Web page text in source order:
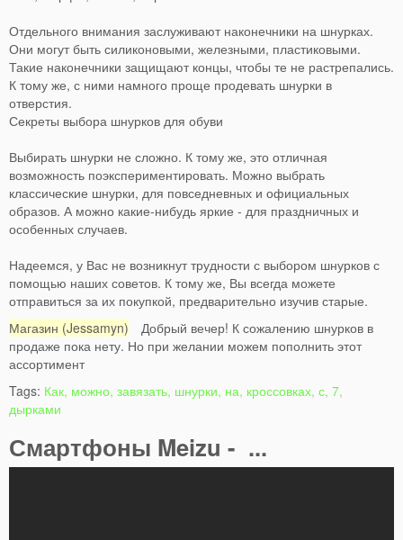
Отдельного внимания заслуживают наконечники на шнурках.
Они могут быть силиконовыми, железными, пластиковыми.
Такие наконечники защищают концы, чтобы те не растрепались.
К тому же, с ними намного проще продевать шнурки в
отверстия.
Секреты выбора шнурков для обуви
Выбирать шнурки не сложно. К тому же, это отличная
возможность поэкспериментировать. Можно выбрать
классические шнурки, для повседневных и официальных
образов. А можно какие-нибудь яркие - для праздничных и
особенных случаев.
Надеемся, у Вас не возникнут трудности с выбором шнурков с
помощью наших советов. К тому же, Вы всегда можете
отправиться за их покупкой, предварительно изучив старые.
Магазин (Jessamyn) Добрый вечер! К сожалению шнурков в
продаже пока нету. Но при желании можем пополнить этот
ассортимент
Tags: Как, можно, завязать, шнурки, на, кроссовках, с, 7,
дырками
Смартфоны Meizu - ...